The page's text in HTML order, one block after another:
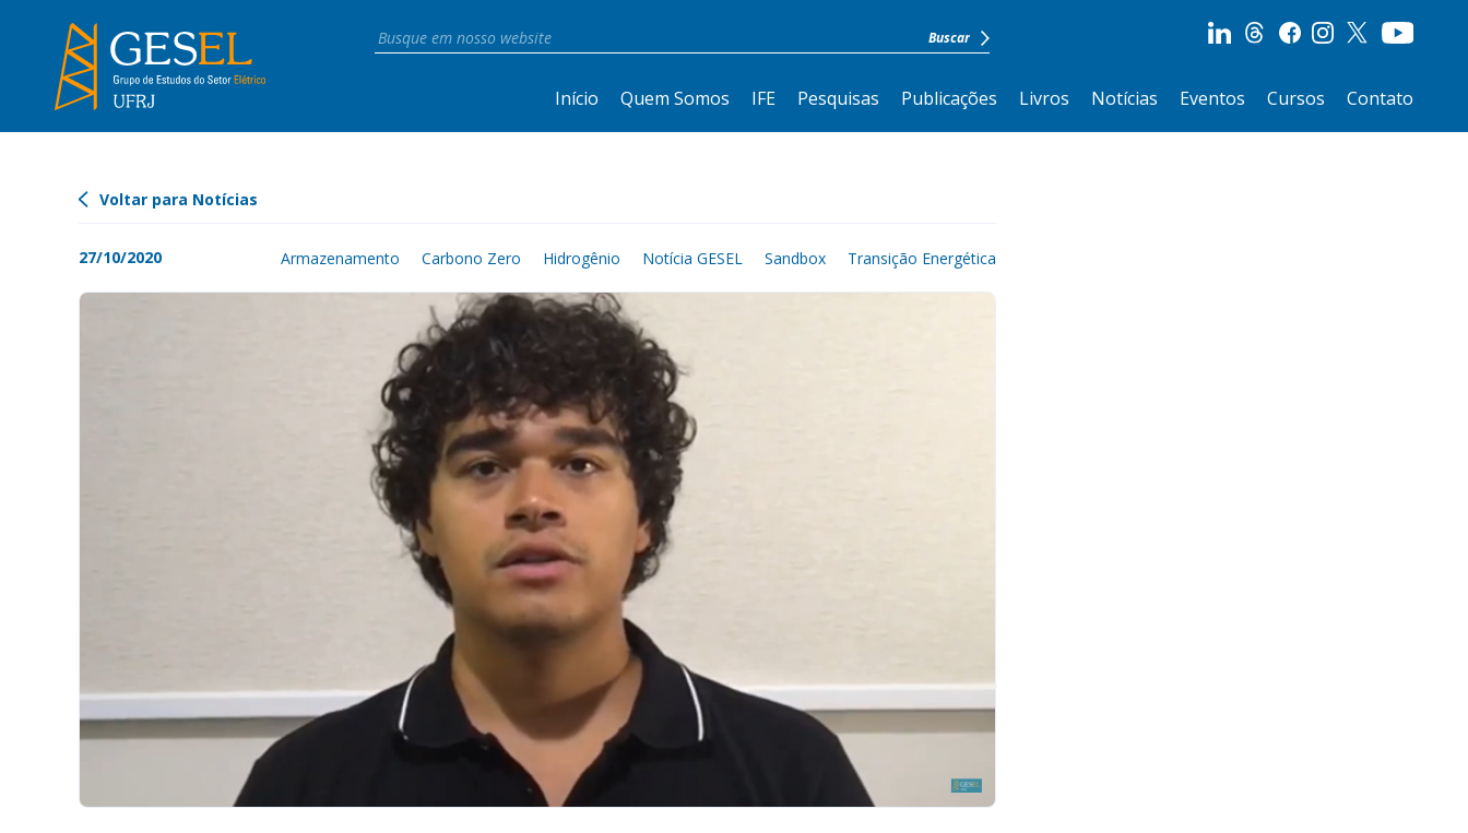
Início Quem Somos IFE Pesquisas Publicações Livros Notícias Eventos Cursos Contato
Voltar para Notícias
27/10/2020 Armazenamento Carbono Zero Hidrogênio Notícia GESEL Sandbox Transição Energética